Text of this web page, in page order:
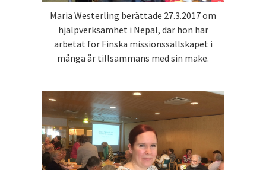
Maria Westerling berättade 27.3.2017 om
hjälpverksamhet i Nepal, där hon har
arbetat för Finska missionssällskapet i
många år tillsammans med sin make.